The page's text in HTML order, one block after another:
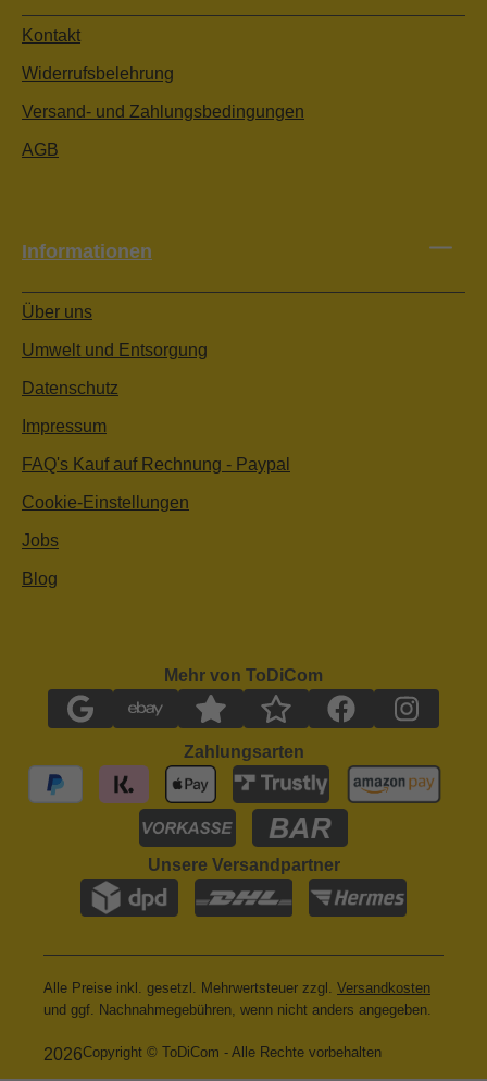
Kontakt
Widerrufsbelehrung
Versand- und Zahlungsbedingungen
AGB
Informationen
Über uns
Umwelt und Entsorgung
Datenschutz
Impressum
FAQ's Kauf auf Rechnung - Paypal
Cookie-Einstellungen
Jobs
Blog
Mehr von ToDiCom
Zahlungsarten
Unsere Versandpartner
Alle Preise inkl. gesetzl. Mehrwertsteuer zzgl. Versandkosten
und ggf. Nachnahmegebühren, wenn nicht anders angegeben.
2026Copyright © ToDiCom - Alle Rechte vorbehalten